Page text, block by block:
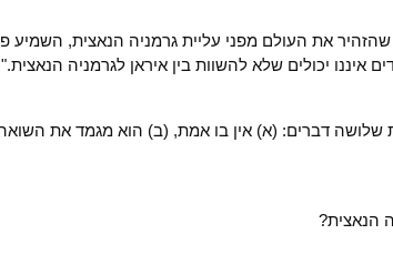
שהזהיר את העולם מפני עליית גרמניה הנאצית, השמיע
יכולים שלא להשוות בין איראן לגרמניה הנאצית."
שלושה דברים: (א) אין בו אמת, (ב) הוא מגמד את השואה
הנאצית?